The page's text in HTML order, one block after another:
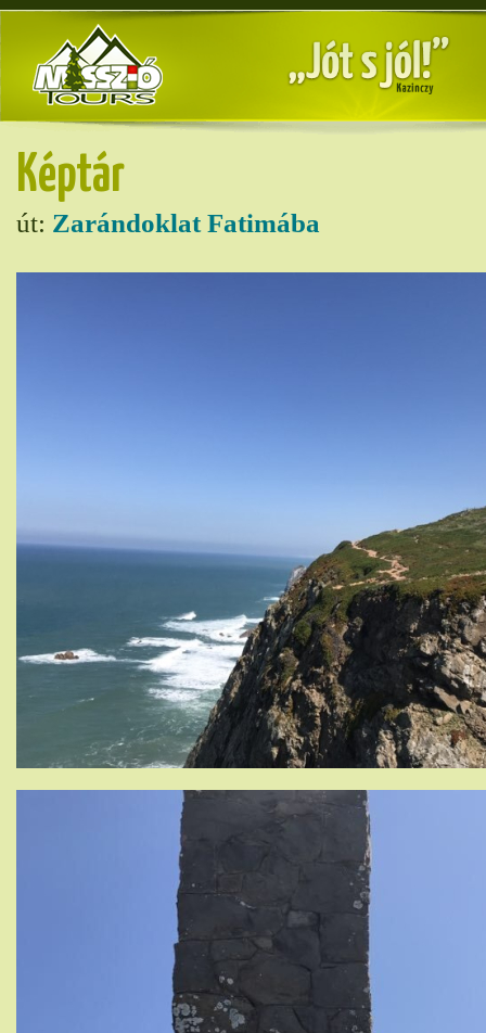
Képtár
út: Zarándoklat Fatimába